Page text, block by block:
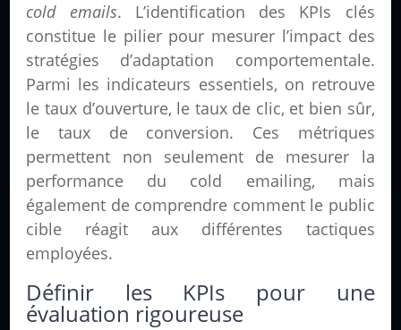
cold emails. L’identification des KPIs clés
constitue le pilier pour mesurer l’impact des
stratégies d’adaptation comportementale.
Parmi les indicateurs essentiels, on retrouve
le taux d’ouverture, le taux de clic, et bien sûr,
le taux de conversion. Ces métriques
permettent non seulement de mesurer la
performance du cold emailing, mais
également de comprendre comment le public
cible réagit aux différentes tactiques
employées.
Définir les KPIs pour une
évaluation rigoureuse